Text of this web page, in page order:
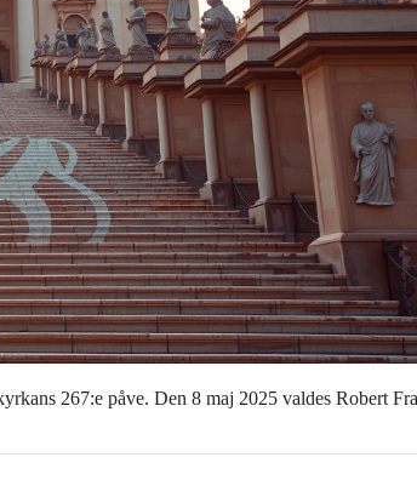
267:e påve. Den 8 maj 2025 valdes Robert